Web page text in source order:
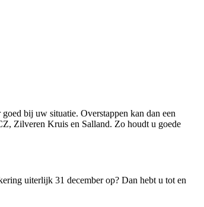
bij uw situatie. Overstappen kan dan een
Zilveren Kruis en Salland. Zo houdt u goede
uiterlijk 31 december op? Dan hebt u tot en